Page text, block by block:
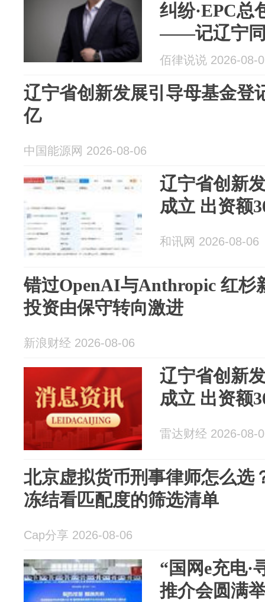
纠纷·EPC总
——记辽宁同
合伙人韩莹
佰律说说 2026-08-
辽宁省创新发展引导母基金登
亿
中国能源网 2026-08-06
辽宁省创新
成立 出资额
和讯网 2026-08-06
错过OpenAI与Anthropic 红杉
投资由保守转向激进
新浪财经 2026-08-06
辽宁省创新
成立 出资额
雷达财经 2026-08-
北京虚拟货币刑事律师怎么选
冻结看匹配度的筛选清单
Cap分享 2026-08-06
“国网e充电·
推介会圆满